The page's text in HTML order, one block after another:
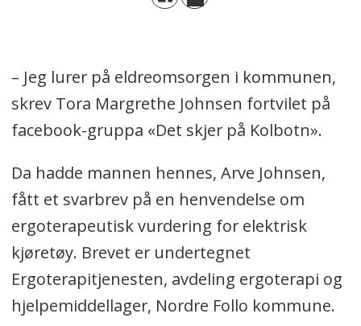
– Jeg lurer på eldreomsorgen i kommunen,
skrev Tora Margrethe Johnsen fortvilet på
facebook-gruppa «Det skjer på Kolbotn».
Da hadde mannen hennes, Arve Johnsen,
fått et svarbrev på en henvendelse om
ergoterapeutisk vurdering for elektrisk
kjøretøy. Brevet er undertegnet
Ergoterapitjenesten, avdeling ergoterapi og
hjelpemiddellager, Nordre Follo kommune.